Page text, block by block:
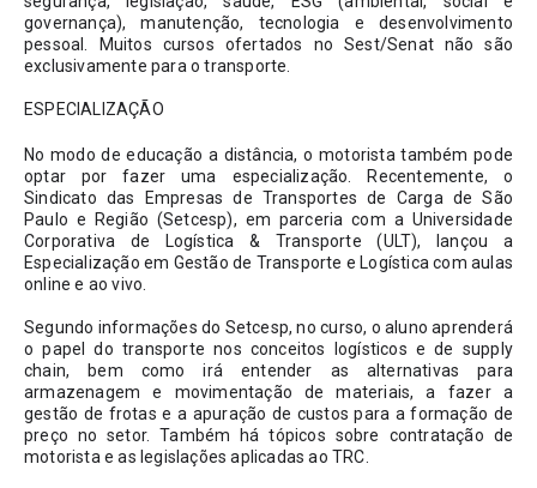
governança), manutenção, tecnologia e desenvolvimento
pessoal. Muitos cursos ofertados no Sest/Senat não são
exclusivamente para o transporte.
ESPECIALIZAÇÃO
No modo de educação a distância, o motorista também pode
optar por fazer uma especialização. Recentemente, o
Sindicato das Empresas de Transportes de Carga de São
Paulo e Região (Setcesp), em parceria com a Universidade
Corporativa de Logística & Transporte (ULT), lançou a
Especialização em Gestão de Transporte e Logística com aulas
online e ao vivo.
Segundo informações do Setcesp, no curso, o aluno aprenderá
o papel do transporte nos conceitos logísticos e de supply
chain, bem como irá entender as alternativas para
armazenagem e movimentação de materiais, a fazer a
gestão de frotas e a apuração de custos para a formação de
preço no setor. Também há tópicos sobre contratação de
motorista e as legislações aplicadas ao TRC.